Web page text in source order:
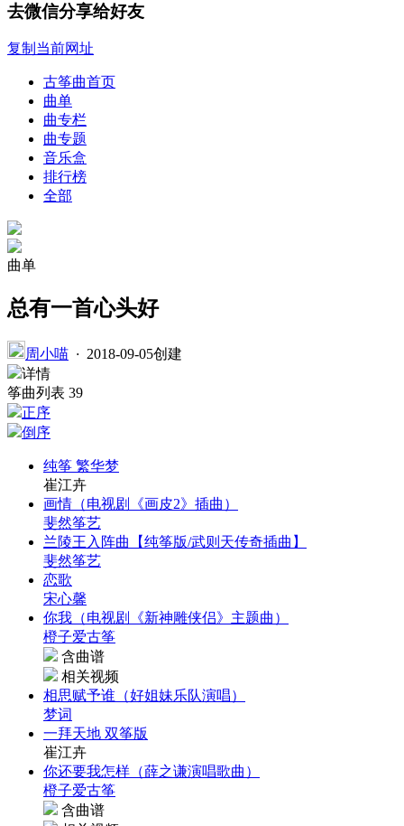
去微信分享给好友
复制当前网址
古筝曲首页
曲单
曲专栏
曲专题
音乐盒
排行榜
全部
曲单
总有一首心头好
周小喵 · 2018-09-05创建
详情
筝曲列表 39
正序
倒序
纯筝 繁华梦
崔江卉
画情（电视剧《画皮2》插曲）
斐然筝艺
兰陵王入阵曲【纯筝版/武则天传奇插曲】
斐然筝艺
恋歌
宋心馨
你我（电视剧《新神雕侠侣》主题曲）
橙子爱古筝
含曲谱
相关视频
相思赋予谁（好姐妹乐队演唱）
梦词
一拜天地 双筝版
崔江卉
你还要我怎样（薛之谦演唱歌曲）
橙子爱古筝
含曲谱